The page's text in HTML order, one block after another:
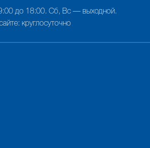
до 18:00. Сб, Вс — выходной.
круглосуточно